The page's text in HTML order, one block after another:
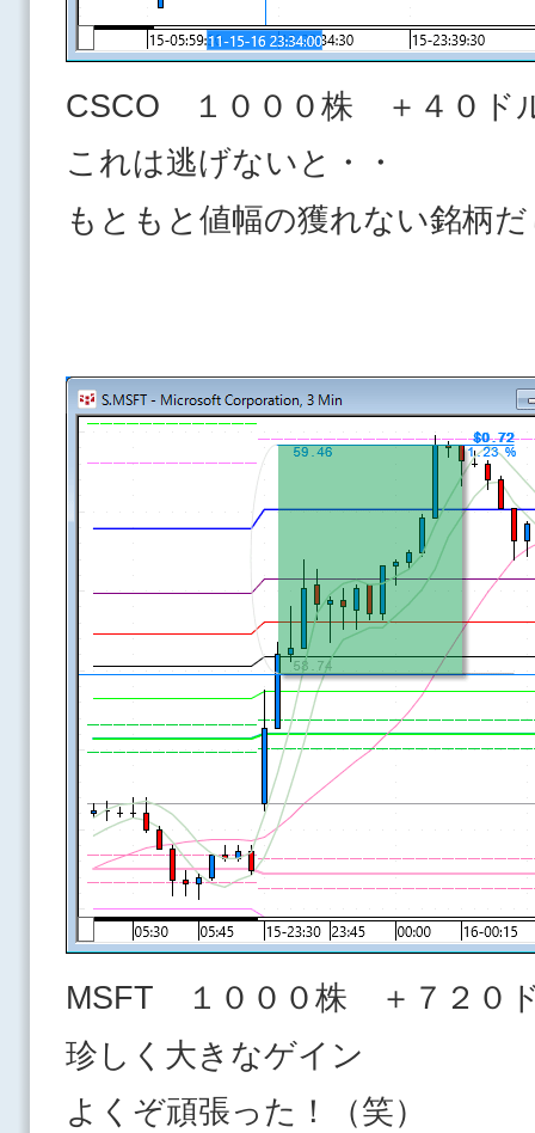
CSCO １０００株 ＋４０ド
これは逃げないと・・
もともと値幅の獲れない銘柄
MSFT １０００株 ＋７２０
珍しく大きなゲイン
よくぞ頑張った！（笑）